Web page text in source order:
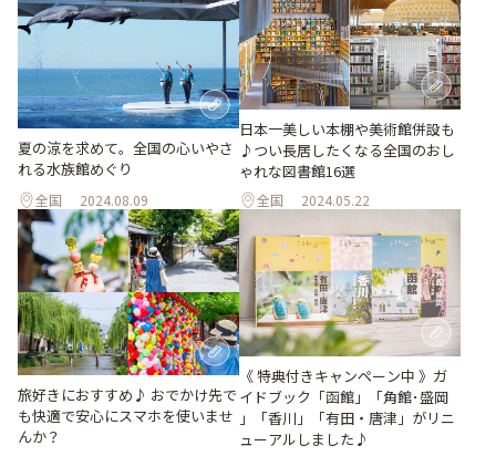
夏の涼を求めて。全国の心いやさ
れる水族館めぐり
全国 2024.08.09
日本一美しい本棚や美術館併設も
♪つい長居したくなる全国のおし
ゃれな図書館16選
全国 2024.05.22
旅好きにおすすめ♪ おでかけ先で
も快適で安心にスマホを使いませ
んか？
《 特典付きキャンペーン中 》ガ
イドブック「函館」「角館･盛岡
」「香川」「有田・唐津」がリニ
ューアルしました♪